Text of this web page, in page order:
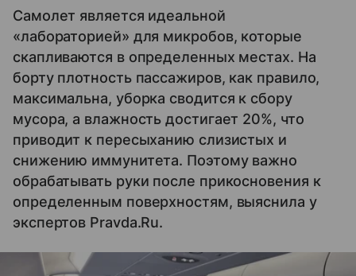
Самолет является идеальной
«лабораторией» для микробов, которые
скапливаются в определенных местах. На
борту плотность пассажиров, как правило,
максимальна, уборка сводится к сбору
мусора, а влажность достигает 20%, что
приводит к пересыханию слизистых и
снижению иммунитета. Поэтому важно
обрабатывать руки после прикосновения к
определенным поверхностям, выяснила у
экспертов Pravda.Ru.